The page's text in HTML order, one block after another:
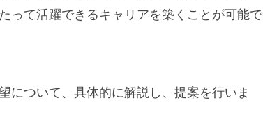
って活躍できるキャリアを築くことが可能で
について、具体的に解説し、提案を行いま